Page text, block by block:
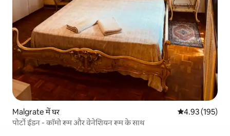
Malgrate में घर औसत रेटिंग 5 में से
4.93 (195)
पोर्टो ईडन - कॉमो रूम और वेनेशियन रूम के साथ